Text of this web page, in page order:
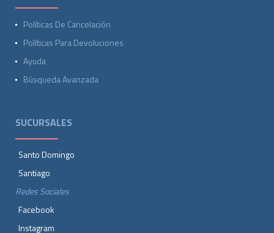
Políticas De Cancelación
Políticas Para Devoluciones
Ayuda
Búsqueda Avanzada
SUCURSALES
Santo Domingo
Santiago
Redes Sociales
Facebook
Instagram